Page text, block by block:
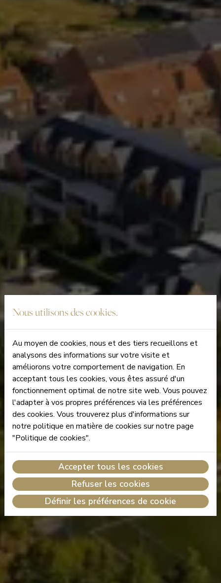
Nous utilisons des cookies.
Au moyen de cookies, nous et des tiers recueillons et
analysons des informations sur votre visite et
améliorons votre comportement de navigation. En
acceptant tous les cookies, vous êtes assuré d'un
fonctionnement optimal de notre site web. Vous pouvez
l'adapter à vos propres préférences via les préférences
des cookies. Vous trouverez plus d'informations sur
notre politique en matière de cookies sur notre page
"Politique de cookies".
Accepter tous les cookies
Refuser les cookies
Définir les préférences de cookie